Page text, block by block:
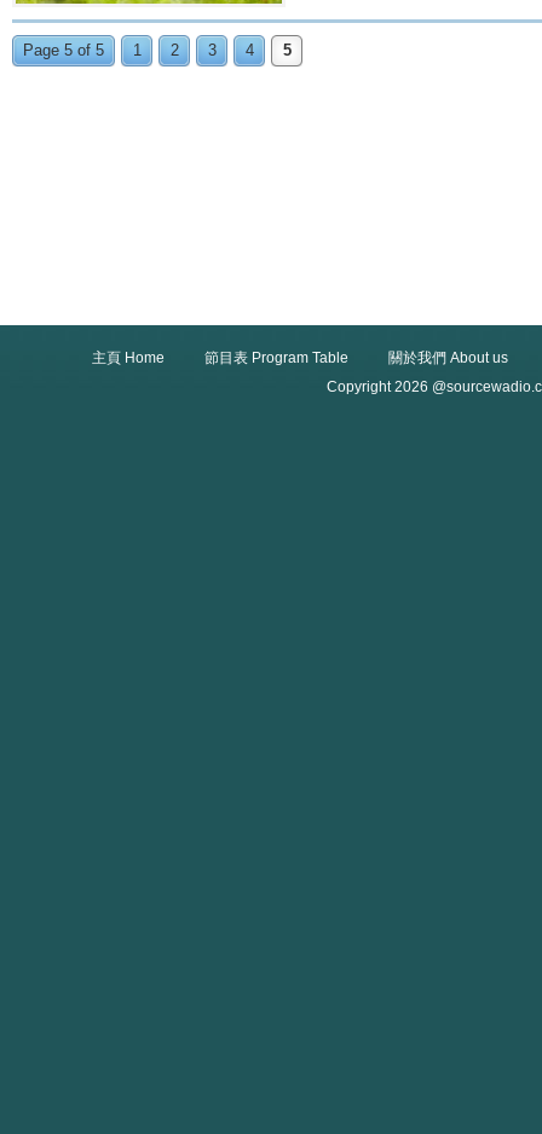
Page 5 of 5 1 2 3 4 5
主頁 Home 節目表 Program Table
關於我們 About us
Copyright 2026